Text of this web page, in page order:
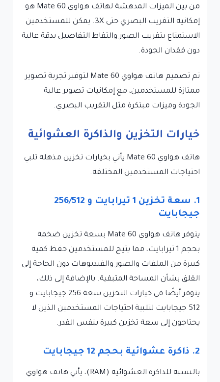
من بين الميزات المدهشة لهاتف هواوي Mate 60 هو
إمكانية التقريب البصري حتى 3X. يمكن للمستخدمين
الاستمتاع بتقريب الصور والتقاط التفاصيل بدقة عالية
دون فقدان الجودة.
تم تصميم هاتف هواوي Mate 60 لتوفير تجربة تصوير
ممتازة للمستخدمين، مع إمكانيات تصوير عالية
الجودة وميزات مبتكرة مثل التقريب البصري.
خيارات التخزين والذاكرة العشوائية
هاتف هواوي Mate 60 يأتي بخيارات تخزين مذهلة تلبي
احتياجات المستخدمين المختلفة.
1. سعة تخزين 1 تيرابايت و 256/512
جيجابايت
يتوفر هاتف هواوي Mate 60 بسعة تخزين ضخمة
بحجم 1 تيرابايت، مما يتيح للمستخدمين حفظ كمية
كبيرة من الملفات والصور والفيديوهات دون الحاجة إلى
القلق بشأن المساحة المتبقية. بالإضافة إلى ذلك،
يتوفر أيضًا في خيارات التخزين سعة 256 جيجابايت و
512 جيجابايت لتلبية احتياجات المستخدمين الذين لا
يحتاجون إلى سعة تخزين كبيرة بنفس القدر.
2. ذاكرة عشوائية بحجم 12 جيجابايت
بالنسبة للذاكرة العشوائية (RAM)، يأتي هاتف هواوي